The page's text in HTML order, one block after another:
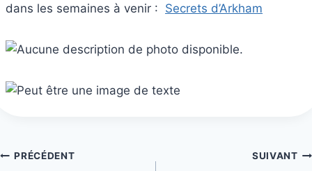
dans les semaines à venir : Secrets d’Arkham
Navigation
PRÉCÉDENT SUIVANT